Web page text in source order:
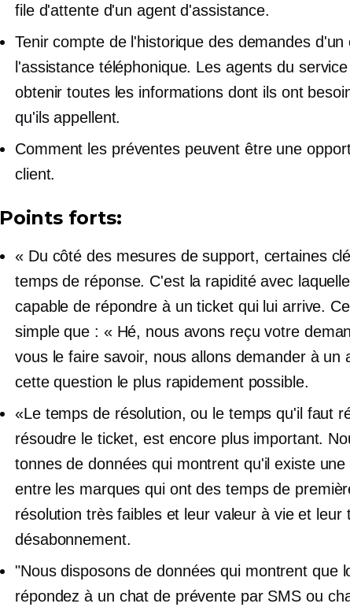
file d'attente d'un agent d'assistance.
Tenir compte de l'historique des demandes
l'assistance téléphonique. Les agents du
obtenir toutes les informations dont ils ont
qu'ils appellent.
Comment les préventes peuvent être une
client.
Points forts:
« Du côté des mesures de support, certaines
temps de réponse. C'est la rapidité avec
capable de répondre à un ticket qui lui arrive.
simple que : « Hé, nous avons reçu votre
vous le faire savoir, nous allons demander à un
cette question le plus rapidement possible.
«Le temps de résolution, ou le temps qu'il faut
résoudre le ticket, est encore plus important.
tonnes de données qui montrent qu'il existe
entre les marques qui ont des temps de
résolution très faibles et leur valeur à vie et leur
désabonnement.
"Nous disposons de données qui montrent que
répondez à un chat de prévente par SMS ou